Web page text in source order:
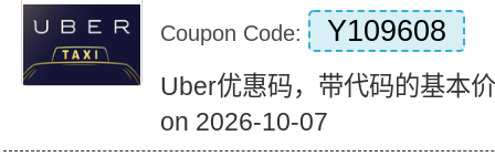
Coupon Code: Y109608
Uber优惠码，带代码的基本
on 2026-10-07